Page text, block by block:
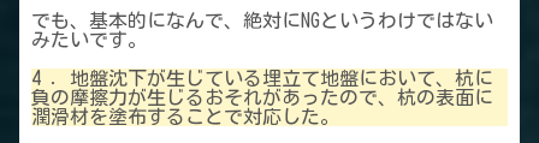
でも、基本的になんで、絶対にNGというわけではない
みたいです。
4 ．地盤沈下が生じている埋立て地盤において、杭に
負の摩擦力が生じるおそれがあったので、杭の表面に
潤滑材を塗布することで対応した。